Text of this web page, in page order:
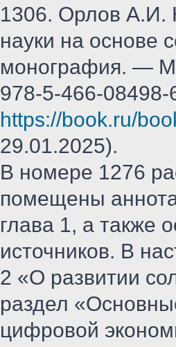
1306. Орлов А.И.
науки на основе
монография. —
978-5-466-
https://book.ru/
29.01.2025).
В номере 1276
помещены
глава 1, а также
источников. В
2 «О развитии
раздел
цифровой